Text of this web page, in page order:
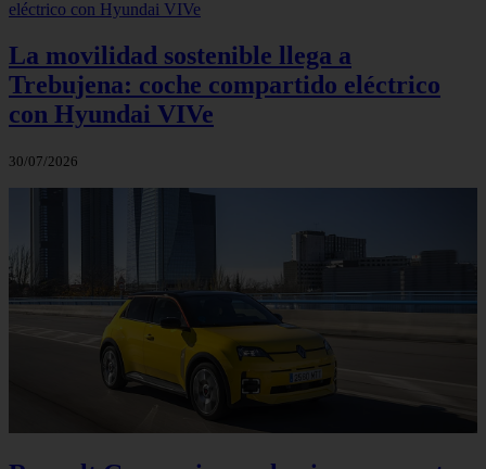
La movilidad sostenible llega a
Trebujena: coche compartido eléctrico
con Hyundai VIVe
30/07/2026